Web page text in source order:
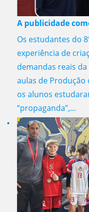
A publicidade
Os estudantes do
experiência de
demandas reais
aulas de Produção
os alunos
“propaganda”,...